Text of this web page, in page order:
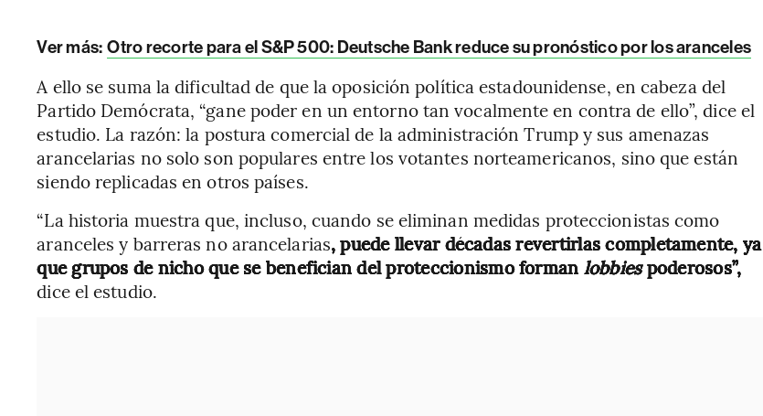
Ver más: Otro recorte para el S&P 500: Deutsche Bank reduce su pronóstico por los aranceles
A ello se suma la dificultad de que la oposición política estadounidense, en cabeza del
Partido Demócrata, “gane poder en un entorno tan vocalmente en contra de ello”, dice el
estudio. La razón: la postura comercial de la administración Trump y sus amenazas
arancelarias no solo son populares entre los votantes norteamericanos, sino que están
siendo replicadas en otros países.
“La historia muestra que, incluso, cuando se eliminan medidas proteccionistas como
aranceles y barreras no arancelarias, puede llevar décadas revertirlas completamente, ya
que grupos de nicho que se benefician del proteccionismo forman lobbiespoderosos”,
dice el estudio.